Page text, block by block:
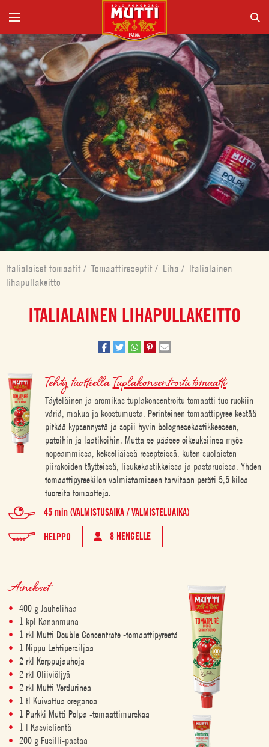
Italialaiset tomaatit / Tomaattireseptit / Liha / Italialainen
lihapullakeitto
ITALIALAINEN LIHAPULLAKEITTO
Tehty tuotteellaTuplakonsentroitu tomaatti
Täyteläinen ja aromikas tuplakonsentroitu tomaatti tuo ruokiin
väriä, makua ja koostumusta. Perinteinen tomaattipyree kestää
pitkää kypsennystä ja sopii hyvin bolognesekastikkeeseen,
patoihin ja laatikoihin. Mutta se pääsee oikeuksiinsa myös
nopeammissa, kekseliäissä resepteissä, kuten suolaisten
piirakoiden täytteissä, lisukekastikkeissa ja pastaruoissa. Yhden
tomaattipyreekilon valmistamiseen tarvitaan peräti 5,5 kiloa
tuoreita tomaatteja.
45 min (VALMISTUSAIKA / VALMISTELUAIKA)
HELPPO 8 HENGELLE
Ainekset
400 g Jauhelihaa
1 kpl Kananmuna
1 rkl Mutti Double Concentrate -tomaattipyreetä
1 Nippu Lehtipersiljaa
2 rkl Korppujauhoja
2 rkl Oliiviöljyä
2 rkl Mutti Verdurinea
1 tl Kuivattua oreganoa
1 Purkki Mutti Polpa -tomaattimurskaa
1 l Kasvislientä
200 g Fusilli-pastaa